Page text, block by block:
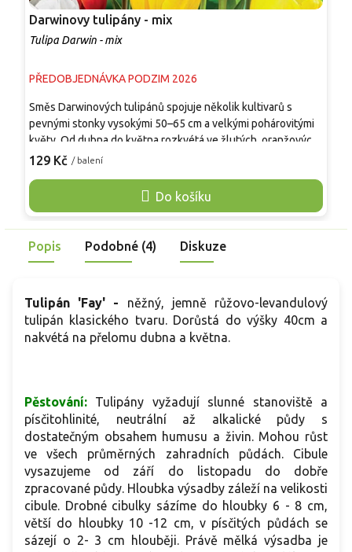
Darwinovy tulipány - mix
Tulipa Darwin - mix
PŘEDOBJEDNÁVKA PODZIM 2026
129 Kč / balení
Do košíku
Směs Darwinových tulipánů spojuje několik kultivarů s
pevnými stonky vysokými 50–65 cm a velkými pohárovitými
květy. Od dubna do května rozkvétá ve žlutých, oranžových,
červených, růžových i vícebarevných odstínech, jejichž
jarnímu větru a dešti, mají dlouhou výdrž ve váze a jsou
vhodné k řezu. Směs vynikne v záhonech, podél cest, mezi
Popis Podobné (4) Diskuze
Tulipán 'Fay' - něžný, jemně růžovo-levandulový
tulipán klasického tvaru. Dorůstá do výšky 40cm a
nakvétá na přelomu dubna a května.
Pěstování:
Tulipány vyžadují slunné stanoviště a
písčitohlinité, neutrální až alkalické půdy s
dostatečným obsahem humusu a živin. Mohou růst
ve všech průměrných zahradních půdách. Cibule
vysazujeme od září do listopadu do dobře
zpracované půdy. Hloubka výsadby záleží na velikosti
cibule. Drobné cibulky sázíme do hloubky 6 - 8 cm,
větší do hloubky 10 -12 cm, v písčitých půdách se
sázejí o 2- 3 cm hlouběji. Právě mělká výsadba je